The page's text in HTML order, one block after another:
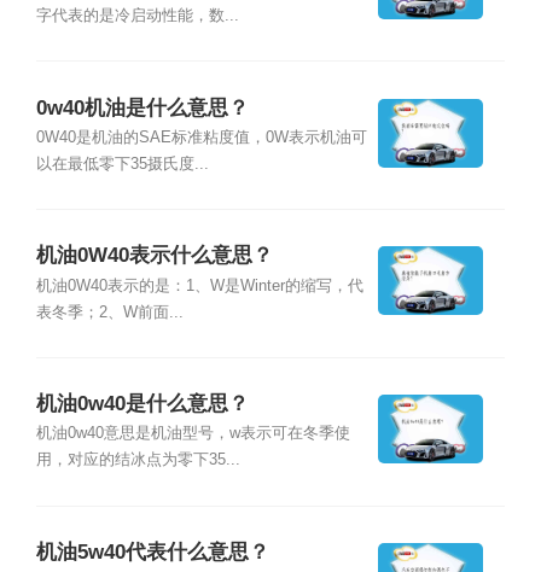
字代表的是冷启动性能，数...
0w40机油是什么意思？
0W40是机油的SAE标准粘度值，0W表示机油可
以在最低零下35摄氏度...
机油0W40表示什么意思？
机油0W40表示的是：1、W是Winter的缩写，代
表冬季；2、W前面...
机油0w40是什么意思？
机油0w40意思是机油型号，w表示可在冬季使
用，对应的结冰点为零下35...
机油5w40代表什么意思？